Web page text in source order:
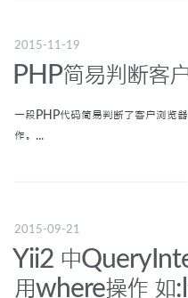
2015-11-19
PHP简易判断客
一段PHP代码简易判断了客户浏览
作。...
2015-09-21
Yii2 中
用where操作 如